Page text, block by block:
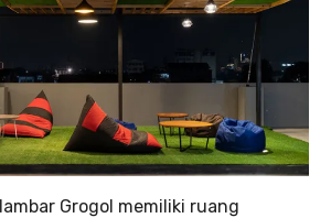
Grogol memiliki ruang